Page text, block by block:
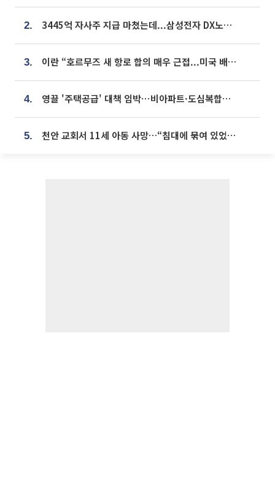
2. 3445억 자사주 지급 마쳤는데...삼성전자 DX노조, 뒤늦은 '떼쓰기 집회'
3. 이란 “호르무즈 새 항로 합의 매우 근접...미국 배상 먼저”
4. 영끌 '주택공급' 대책 임박⋯비아파트·도심복합까지 총동원
5. 천안 교회서 11세 아동 사망…“침대에 묶여 있었다” 진술 확보